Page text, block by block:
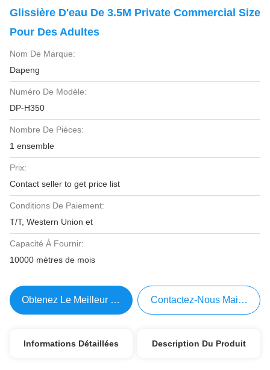
Glissière D'eau De 3.5M Private Commercial Size
Pour Des Adultes
Nom De Marque:
Dapeng
Numéro De Modèle:
DP-H350
Nombre De Pièces:
1 ensemble
Prix:
Contact seller to get price list
Conditions De Paiement:
T/T, Western Union et
Capacité À Fournir:
10000 mètres de mois
Obtenez Le Meilleur Prix Contactez-Nous Maintenant
Informations Détaillées Description Du Produit